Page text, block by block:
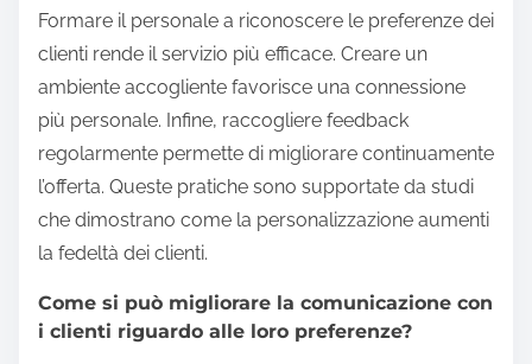
Formare il personale a riconoscere le preferenze dei
clienti rende il servizio più efficace. Creare un
ambiente accogliente favorisce una connessione
più personale. Infine, raccogliere feedback
regolarmente permette di migliorare continuamente
l’offerta. Queste pratiche sono supportate da studi
che dimostrano come la personalizzazione aumenti
la fedeltà dei clienti.
Come si può migliorare la comunicazione con
i clienti riguardo alle loro preferenze?